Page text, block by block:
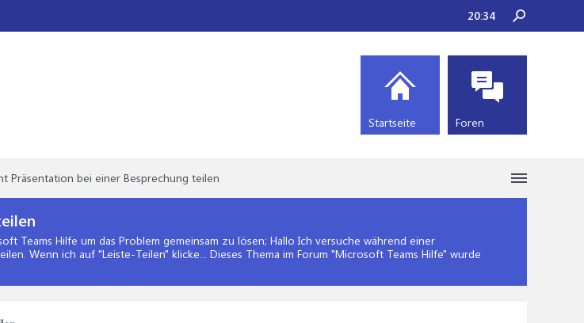
Präsentation bei einer Besprechung teilen
Teams Hilfe um das Problem gemeinsam zu lösen; Hallo Ich versuche während einer
Wenn ich auf "Leiste-Teilen" klicke... Dieses Thema im Forum "Microsoft Teams Hilfe" wurde
20:34
Startseite Foren